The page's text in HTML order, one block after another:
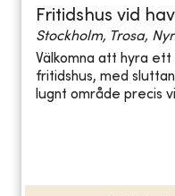
Fritidshus vid
Stockholm, Trosa,
Välkomna att hyra
fritidshus, med
lugnt område precis